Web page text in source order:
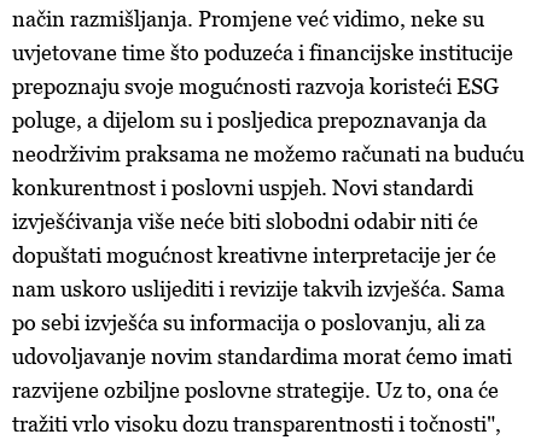
način razmišljanja. Promjene već vidimo, neke su
uvjetovane time što poduzeća i financijske institucije
prepoznaju svoje mogućnosti razvoja koristeći ESG
poluge, a dijelom su i posljedica prepoznavanja da
neodrživim praksama ne možemo računati na buduću
konkurentnost i poslovni uspjeh. Novi standardi
izvješćivanja više neće biti slobodni odabir niti će
dopuštati mogućnost kreativne interpretacije jer će
nam uskoro uslijediti i revizije takvih izvješća. Sama
po sebi izvješća su informacija o poslovanju, ali za
udovoljavanje novim standardima morat ćemo imati
razvijene ozbiljne poslovne strategije. Uz to, ona će
tražiti vrlo visoku dozu transparentnosti i točnosti",